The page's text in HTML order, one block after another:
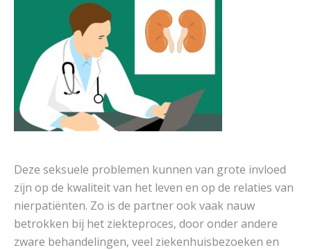
Deze seksuele problemen kunnen van grote invloed
zijn op de kwaliteit van het leven en op de relaties van
nierpatiënten. Zo is de partner ook vaak nauw
betrokken bij het ziekteproces, door onder andere
zware behandelingen, veel ziekenhuisbezoeken en